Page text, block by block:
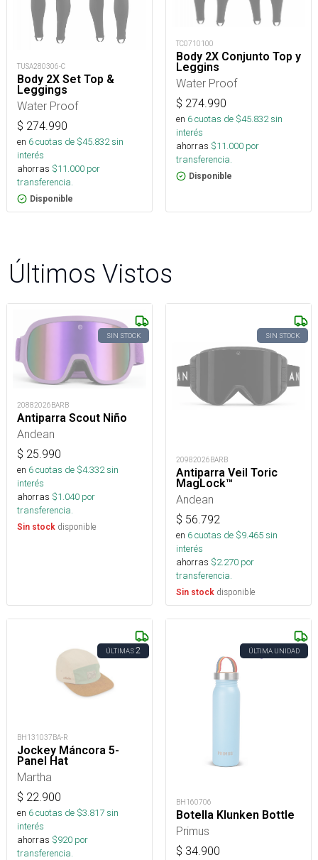
TUSA280306-C
Body 2X Set Top &
Leggings
Water Proof
$ 274.990
en 6cuotas de $45.832sin
interés
ahorras $11.000 por
transferencia.
Disponible
TC0710100
Body 2X Conjunto Top y
Leggins
Water Proof
$ 274.990
en 6cuotas de $45.832sin
interés
ahorras $11.000 por
transferencia.
Disponible
Últimos Vistos
SIN STOCK
20882026BARB
Antiparra Scout Niño
Andean
$ 25.990
en 6cuotas de $4.332sin
interés
ahorras $1.040 por
transferencia.
Sin stock disponible
SIN STOCK
20982026BARB
Antiparra Veil Toric
MagLock™
Andean
$ 56.792
en 6cuotas de $9.465sin
interés
ahorras $2.270 por
transferencia.
Sin stock disponible
ÚLTIMAS2
BH131037BA-R
Jockey Máncora 5-
Panel Hat
Martha
$ 22.900
en 6cuotas de $3.817sin
interés
ahorras $920 por
transferencia.
ÚLTIMA UNIDAD
BH160706
Botella Klunken Bottle
Primus
$ 34.900